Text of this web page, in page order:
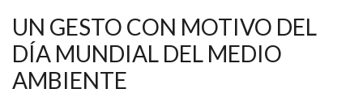
UN GESTO CON MOTIVO DEL
DÍA MUNDIAL DEL MEDIO
AMBIENTE